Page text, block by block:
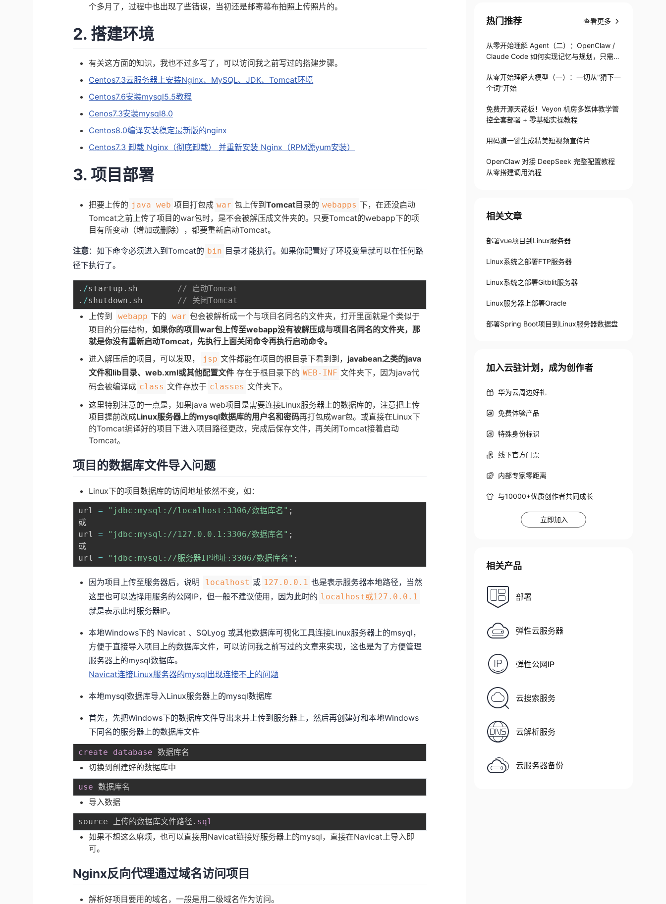
个多月了，过程中也出现了些错误，当初还是邮寄幕布拍照上传照片的。
2. 搭建环境
有关这方面的知识，我也不过多写了，可以访问我之前写过的搭建步骤。
Centos7.3云服务器上安装Nginx、MySQL、JDK、Tomcat环境
Centos7.6安装mysql5.5教程
Cenos7.3安装mysql8.0
Centos8.0编译安装稳定最新版的nginx
Centos7.3 卸载 Nginx（彻底卸载） 并重新安装 Nginx（RPM源yum安装）
3. 项目部署
把要上传的 java web 项目打包成 war 包上传到Tomcat目录的 webapps 下，在还没启动
Tomcat之前上传了项目的war包时，是不会被解压成文件夹的。只要Tomcat的webapp下的项
目有所变动（增加或删除），都要重新启动Tomcat。
注意：如下命令必须进入到Tomcat的 bin 目录才能执行。如果你配置好了环境变量就可以在任何路
径下执行了。
. /startup .
// 启动Tomcat
. /shutdown . // 关闭Tomcat
上传到 webapp 下的 war 包会被解析成一个与项目名同名的文件夹，打开里面就是个类似于
项目的分层结构，如果你的项目war包上传至webapp没有被解压成与项目名同名的文件夹，那
就是你没有重新启动Tomcat，先执行上面关闭命令再执行启动命令。
进入解压后的项目，可以发现，
jsp 文件都能在项目的根目录下看到到， javabean之类的java
文件和lib目录、web.xml或其他配置文件 存在于根目录下的 WEB-INF 文件夹下，因为java代
码会被编译成 class 文件存放于 classes 文件夹下。
这里特别注意的一点是，如果java web项目是需要连接Linux服务器上的数据库的，注意把上传
项目提前改成Linux服务器上的mysql数据库的用户名和密码再打包成war包。或直接在Linux下
的Tomcat编译好的项目下进入项目路径更改，完成后保存文件，再关闭Tomcat接着启动
Tomcat。
项目的数据库文件导入问题
Linux下的项目数据库的访问地址依然不变，如：
url = "jdbc:mysql://localhost:3306/数据库名" ;
或
url = "jdbc:mysql://127.0.0.1:3306/数据库名" ;
或
url = "jdbc:mysql://服务器IP地址:3306/数据库名" ;
因为项目上传至服务器后，说明 localhost 或 127.0.0.1 也是表示服务器本地路径，当然
这里也可以选择用服务的公网IP，但一般不建议使用，因为此时的 localhost或127.0.0.1
就是表示此时服务器IP。
本地Windows下的 Navicat 、SQLyog 或其他数据库可视化工具连接Linux服务器上的msyql，
方便于直接导入项目上的数据库文件，可以访问我之前写过的文章来实现，这也是为了方便管理
服务器上的mysql数据库。
Navicat连接Linux服务器的mysql出现连接不上的问题
本地mysql数据库导入Linux服务器上的mysql数据库
首先，先把Windows下的数据库文件导出来并上传到服务器上，然后再创建好和本地Windows
下同名的服务器上的数据库文件
create database
切换到创建好的数据库中
use
导入数据
source 上传的数据库文件路径 . sql
如果不想这么麻烦，也可以直接用Navicat链接好服务器上的mysql，直接在Navicat上导入即
可。
Nginx反向代理通过域名访问项目
解析好项目要用的域名，一般是用二级域名作为访问。
热门推荐 查看更多
从零开始理解 Agent（二）：OpenClaw /
Claude Code 如何实现记忆与规划，只需1
从零开始理解大模型（一）：一切从"猜下一
个词"开始
免费开源天花板！Veyon 机房多媒体教学管
控全套部署 + 零基础实操教程
用码道一键生成精美短视频宣传片
OpenClaw 对接 DeepSeek 完整配置教程
从零搭建调用流程
相关文章
部署vue项目到Linux服务器
Linux系统之部署FTP服务器
Linux系统之部署Gitblit服务器
Linux服务器上部署Oracle
部署Spring Boot项目到Linux服务器数据盘
加入云驻计划，成为创作者
华为云周边好礼
免费体验产品
特殊身份标识
线下官方门票
内部专家零距离
与10000+优质创作者共同成长
立即加入
相关产品
部署
弹性云服务器
弹性公网IP
云搜索服务
云解析服务
云服务器备份